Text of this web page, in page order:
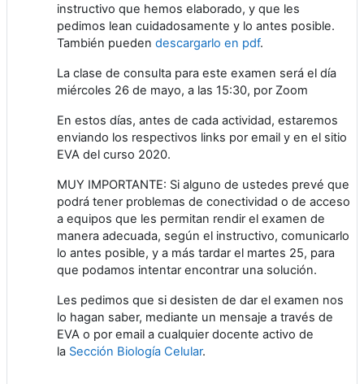
instructivo que hemos elaborado, y que les
pedimos lean cuidadosamente y lo antes posible.
También pueden descargarlo en pdf.
La clase de consulta para este examen será el día
miércoles 26 de mayo, a las 15:30, por Zoom
En estos días, antes de cada actividad, estaremos
enviando los respectivos links por email y en el sitio
EVA del curso 2020.
MUY IMPORTANTE: Si alguno de ustedes prevé que
podrá tener problemas de conectividad o de acceso
a equipos que les permitan rendir el examen de
manera adecuada, según el instructivo, comunicarlo
lo antes posible, y a más tardar el martes 25, para
que podamos intentar encontrar una solución.
Les pedimos que si desisten de dar el examen nos
lo hagan saber, mediante un mensaje a través de
EVA o por email a cualquier docente activo de
la Sección Biología Celular.